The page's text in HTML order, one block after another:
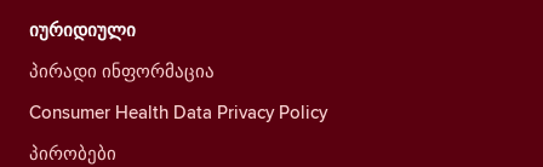
იურიდიული
პირადი ინფორმაცია
Consumer Health Data Privacy Policy
პირობები